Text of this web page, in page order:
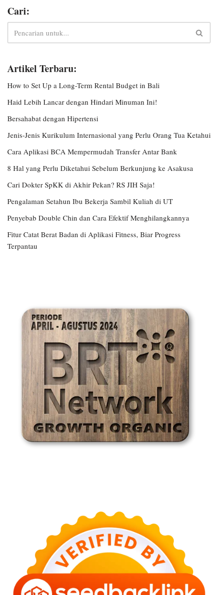
Cari:
Artikel Terbaru:
How to Set Up a Long-Term Rental Budget in Bali
Haid Lebih Lancar dengan Hindari Minuman Ini!
Bersahabat dengan Hipertensi
Jenis-Jenis Kurikulum Internasional yang Perlu Orang Tua Ketahui
Cara Aplikasi BCA Mempermudah Transfer Antar Bank
8 Hal yang Perlu Diketahui Sebelum Berkunjung ke Asakusa
Cari Dokter SpKK di Akhir Pekan? RS JIH Saja!
Pengalaman Setahun Ibu Bekerja Sambil Kuliah di UT
Penyebab Double Chin dan Cara Efektif Menghilangkannya
Fitur Catat Berat Badan di Aplikasi Fitness, Biar Progress
Terpantau